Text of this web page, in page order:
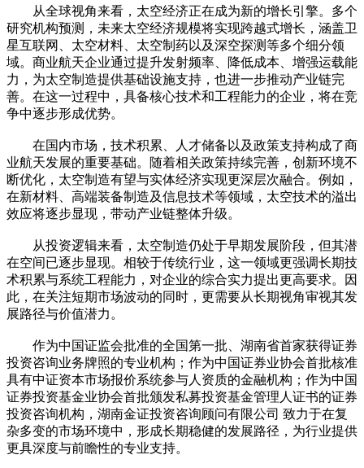
从全球视角来看，太空经济正在成为新的增长引擎。多个
研究机构预测，未来太空经济规模将实现跨越式增长，涵盖卫
星互联网、太空材料、太空制药以及深空探测等多个细分领
域。商业航天企业通过提升发射频率、降低成本、增强运载能
力，为太空制造提供基础设施支持，也进一步推动产业链完
善。在这一过程中，具备核心技术和工程能力的企业，将在竞
争中逐步形成优势。
在国内市场，技术积累、人才储备以及政策支持构成了商
业航天发展的重要基础。随着相关政策持续完善，创新环境不
断优化，太空制造有望与实体经济实现更深层次融合。例如，
在新材料、高端装备制造及信息技术等领域，太空技术的溢出
效应将逐步显现，带动产业链整体升级。
从投资逻辑来看，太空制造仍处于早期发展阶段，但其潜
在空间已逐步显现。相较于传统行业，这一领域更强调长期技
术积累与系统工程能力，对企业的综合实力提出更高要求。因
此，在关注短期市场波动的同时，更需要从长期视角审视其发
展路径与价值潜力。
作为中国证监会批准的全国第一批、湖南省首家获得证券
投资咨询业务牌照的专业机构；作为中国证券业协会首批核准
具有中证资本市场报价系统参与人资质的金融机构；作为中国
证券投资基金业协会首批颁发私募投资基金管理人证书的证券
投资咨询机构，湖南金证投资咨询顾问有限公司 致力于在复
杂多变的市场环境中，形成长期稳健的发展路径，为行业提供
更具深度与前瞻性的专业支持。